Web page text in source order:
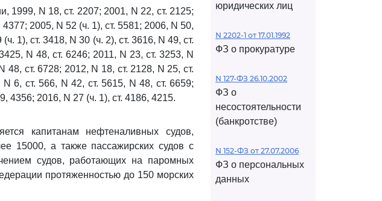
1999, N 18, ст. 2207; 2001, N 22, ст. 2125;
2005, N 52 (ч. 1), ст. 5581; 2006, N 50,
1), ст. 3418, N 30 (ч. 2), ст. 3616, N 49, ст.
N 48, ст. 6246; 2011, N 23, ст. 3253, N
48, ст. 6728; 2012, N 18, ст. 2128, N 25, ст.
6, ст. 566, N 42, ст. 5615, N 48, ст. 6659;
4356; 2016, N 27 (ч. 1), ст. 4186, 4215.
капитанам нефтеналивных судов,
15000, а также пассажирских судов с
судов, работающих на паромных
протяженностью до 150 морских
юридических лиц
N 2202-1 от 17.01.1992
ФЗ о прокуратуре
N 127-ФЗ 26.10.2002
ФЗ о
несостоятельности
(банкротстве)
N 152-ФЗ от 27.07.2006
ФЗ о персональных
данных